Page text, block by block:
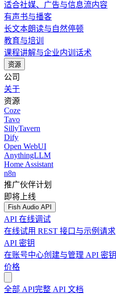
适合社媒、广告与信息流内容
有声书与播客
长文本朗读与自然停顿
教育与培训
课程讲解与企业内训话术
资源
公司
关于
资源
Coze
Tavo
SillyTavern
Dify
Open WebUI
AnythingLLM
Home Assistant
n8n
推广伙伴计划
即将上线
Fish Audio API
API 在线调试
在线试用 REST 接口与示例请求
API 密钥
在账号中心创建与管理 API 密钥
价格
全部 API完整 API 文档